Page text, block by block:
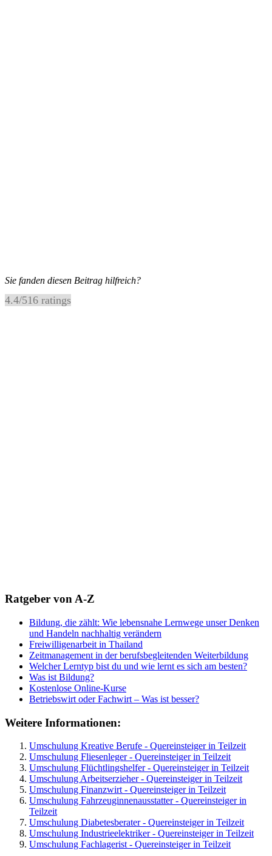
Sie fanden diesen Beitrag hilfreich?
4.4/516 ratings
Ratgeber von A-Z
Bildung, die zählt: Wie lebensnahe Lernwege unser Denken
und Handeln nachhaltig verändern
Freiwilligenarbeit in Thailand
Zeitmanagement in der berufsbegleitenden Weiterbildung
Welcher Lerntyp bist du und wie lernt es sich am besten?
Was ist Bildung?
Kostenlose Online-Kurse
Betriebswirt oder Fachwirt – Was ist besser?
Weitere Informationen:
Umschulung Kreative Berufe - Quereinsteiger in Teilzeit
Umschulung Fliesenleger - Quereinsteiger in Teilzeit
Umschulung Flüchtlingshelfer - Quereinsteiger in Teilzeit
Umschulung Arbeitserzieher - Quereinsteiger in Teilzeit
Umschulung Finanzwirt - Quereinsteiger in Teilzeit
Umschulung Fahrzeuginnenausstatter - Quereinsteiger in
Teilzeit
Umschulung Diabetesberater - Quereinsteiger in Teilzeit
Umschulung Industrieelektriker - Quereinsteiger in Teilzeit
Umschulung Fachlagerist - Quereinsteiger in Teilzeit